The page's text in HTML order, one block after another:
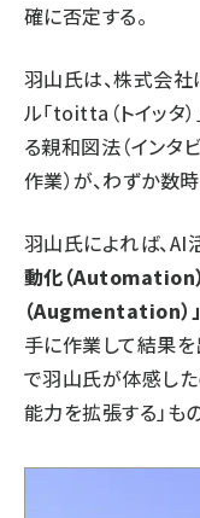
確に否定する。
羽山氏は、株式会
ル「toitta （トイッ
る親和図法（インタ
作業）が、わずか数
羽山氏によれば、AI
動化（Automation）
（Augmentation）」
手に作業して結果を
で羽山氏が体感し
能力を拡張する」も